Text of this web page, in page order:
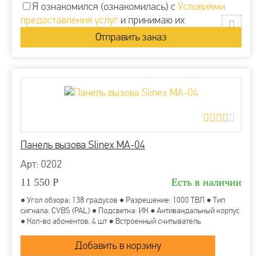
Я ознакомился (ознакомилась) с Условиями
предоставления услуги принимаю их
Панель вызова Slinex MA-04
Арт: 0202
11 550 Р Есть в наличии
● Угол обзора: 138 градусов ● Разрешение: 1000 ТВЛ ● Тип
сигнала: CVBS (PAL) ● Подсветка: ИК ● Антивандальный корпус
● Кол-во абонентов: 4 шт ● Встроенный считыватель